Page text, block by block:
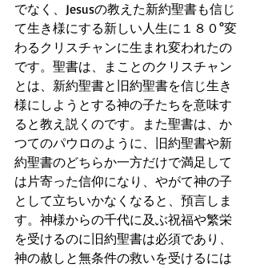
でなく、Jesusの教えた新約聖書も信じ
て生き様にする新しい人生に１８０°変
わるクリスチャンに生まれ変われたの
です。聖書は、まことのクリスチャン
とは、新約聖書と旧約聖書を信じ生き
様にしようとする神の子たちを意味す
ると教え説くのです。また聖書は、か
つてのパウロのように、旧約聖書や新
約聖書のどちらか一方だけで満足して
は片寄った信仰になり、やがて神の子
として立ちいかなくなると、預言しま
す。神様からの千代に及ぶ祝福や繁栄
を受けるのに旧約聖書は必須であり、
神の赦しと無条件の救いを受けるには